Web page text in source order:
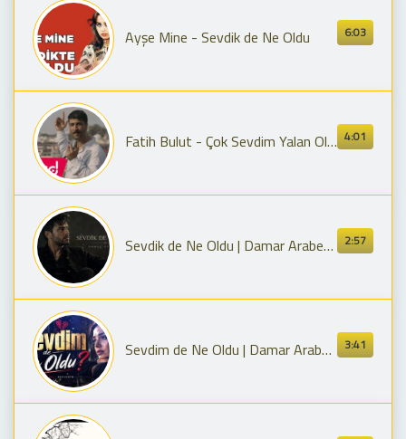
6:03
Ayşe Mine - Sevdik de Ne Oldu
4:01
Fatih Bulut - Çok Sevdim Yalan Oldu
2:57
Sevdik de Ne Oldu | Damar Arabesk Pop 2026 | Duygulara Tercüman Olan Şarkı
3:41
Sevdim de Ne Oldu | Damar Arabesk Şarkı 2026